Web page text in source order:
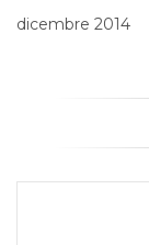
dicembre 2014